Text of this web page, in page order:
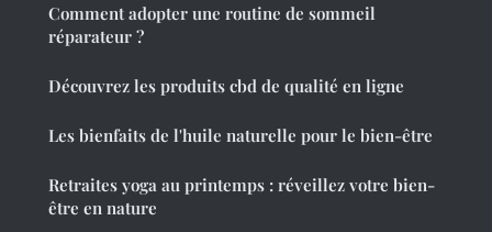
Comment adopter une routine de sommeil
réparateur ?
Découvrez les produits cbd de qualité en ligne
Les bienfaits de l'huile naturelle pour le bien-être
Retraites yoga au printemps : réveillez votre bien-
être en nature